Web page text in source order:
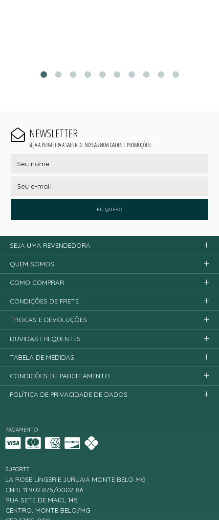
NEWSLETTER
SEJA A PRIMEIRA A SABER DE NOSSAS NOVIDADES E PROMOÇÕES!
EU QUERO
PAGAMENTO
SUPORTE
LA ROSE LINGERIE JURUAIA MONTE BELO MG
CNPJ 11.902.875/0002-86
RUA SETE DE MAIO, 145
CENTRO, MONTE BELO/MG
SEJA UMA REVENDEDORA
QUEM SOMOS
COMO COMPRAR
CONDIÇÕES DE FRETE
TROCAS E DEVOLUÇÕES
DÚVIDAS FREQUENTES
TABELA DE MEDIDAS
CONDIÇÕES DE PARCELAMENTO
POLÍTICA DE PRIVACIDADE DE DADOS